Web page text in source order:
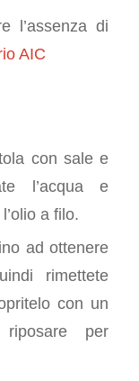
l’assenza di
AIC
con sale e
l’acqua e
a filo.
ad ottenere
rimettete
con un
per